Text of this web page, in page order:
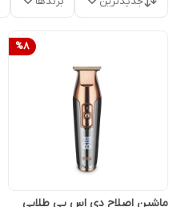
%8
ماشین اصلاح دی اس پی طلایی